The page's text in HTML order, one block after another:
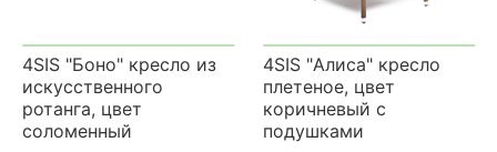
4SIS "Боно" кресло из
искусственного
ротанга, цвет
соломенный
4SIS "Алиса" кресло
плетеное, цвет
коричневый с
подушками